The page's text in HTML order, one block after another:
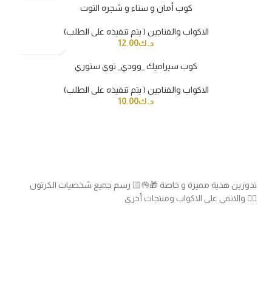
كوب أمان و سناء و شجره التوت
الاكواب والفناجين ( يتم تنفيذه على الطلب)
د.ك12.00
كوب سيراميك _وودي_ توي ستوري
الاكواب والفناجين ( يتم تنفيذه على الطلب)
د.ك10.00
تدورين هدية مميزة و خاصة 🎁👌🏻 رسم جميع شخصيات الكرتون
والانمي على الاكواب ومنتجات أخرى 👍🏻